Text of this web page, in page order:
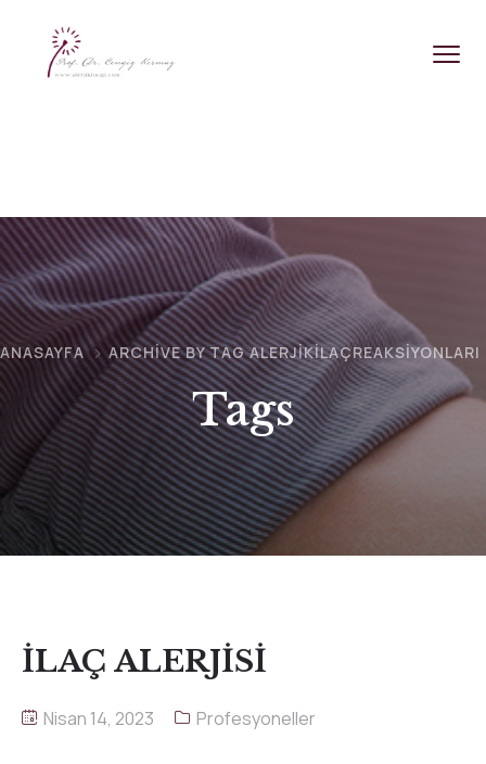
ANASAYFA ARCHIVE BY TAG ALERJIKİLAÇREAKSIYONLARI
Tags
İLAÇ ALERJİSİ
Nisan 14, 2023 Profesyoneller